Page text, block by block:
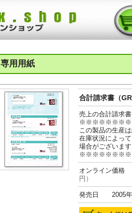
専用用紙
合計請求書（
売上の合計請求
この製品の生産
在庫状況によっ
場合がございま
オンライン価
円）
発売日 2005年